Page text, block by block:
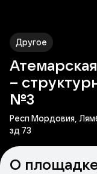
Другое
–
№3
Респ Мордовия,
зд 73
О